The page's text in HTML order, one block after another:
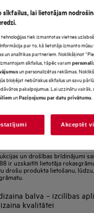
mašīna
lapa
Gudri risinājumi alus un
grozi dažādiem
un drošības brīdinājumi
ir uzskaitīti lietotāja
drošu produkta lietošanu,
balva – izcilības
kvalitātei
sīkfailus, lai lietotājam
tiek izmantotas vietnes
par to, kā lietotājs izmanto
un analītikas partneriem. Noklikšķinot
sīkfailus, tāpēc varam
un personalizētas reklāmas.
bloķējat nebūtiskus sīkfailus un savu
pakalpojumus. Lai uzzinātu vairāk,
unPaziņojumu par datu privātumu.
Akceptēt